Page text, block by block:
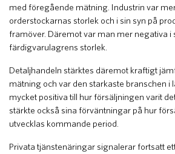
med föregående mätning. Industrin var
orderstockarnas storlek och i sin syn på
framöver. Däremot var man mer negativa i
färdigvarulagrens storlek.
Detaljhandeln stärktes däremot kraftigt
mätning och var den starkaste branschen i
mycket positiva till hur försäljningen varit
stärkte också sina förväntningar på hur
utvecklas kommande period.
Privata tjänstenäringar signalerar fortsatt